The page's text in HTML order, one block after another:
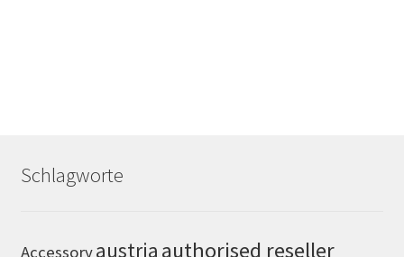
Schlagworte
Accessoryaustria authorised reseller